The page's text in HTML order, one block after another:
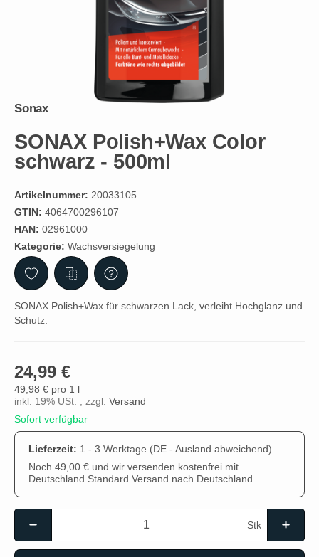
Sonax
SONAX Polish+Wax Color
schwarz - 500ml
Artikelnummer: 20033105
GTIN: 4064700296107
HAN: 02961000
Kategorie: Wachsversiegelung
SONAX Polish+Wax für schwarzen Lack, verleiht Hochglanz und
Schutz.
24,99 €
49,98 € pro 1 l
inkl. 19% USt. , zzgl. Versand
Sofort verfügbar
Lieferzeit: 1 - 3 Werktage (DE - Ausland abweichend)
Noch 49,00 € und wir versenden kostenfrei mit
Deutschland Standard Versand nach Deutschland.
Stk